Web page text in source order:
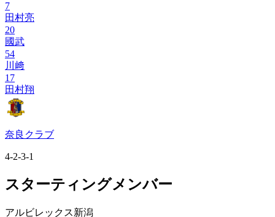
7
田村亮
20
國武
54
川﨑
17
田村翔
奈良クラブ
4-2-3-1
スターティングメンバー
アルビレックス新潟